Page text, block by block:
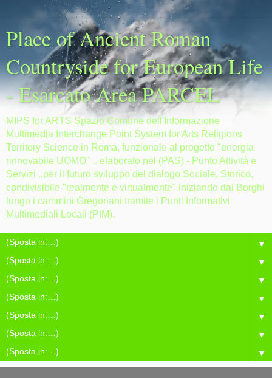
Place of Ancient Roman
Countryside for European Life
- Esarcato Area PARCEL
MIPS for ARTS Spazio Comune dell'Informazione
Multimedia Interchange Point System for Arts Religions
Territory Science in Roma, funzionale al progetto "energia
rinnovabile UOMO" .. elaborato nel (PAS) - Punto Attività e
Servizi ..per il futuro sviluppo del dialogo Sociale, Storico,
condivisibile "realmente e virtualmente" iniziando dai Borghi
lungo i cammini Gregoriani tramite i Punti Informativi
Multimediali Locali (PIM).
▼
▼
▼
▼
▼
▼
▼